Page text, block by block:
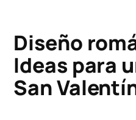
Diseño
Ideas para
San